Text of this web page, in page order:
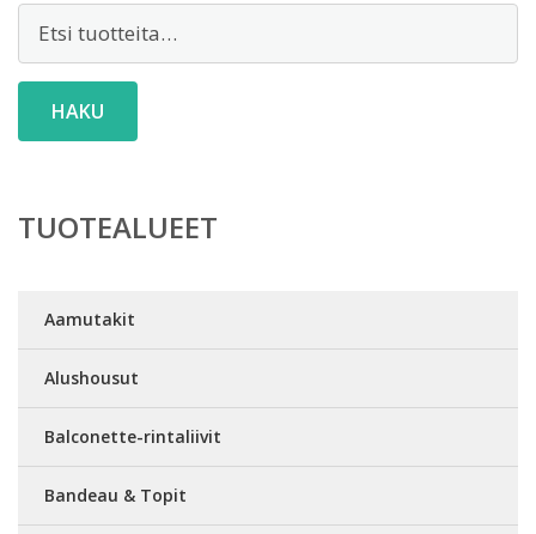
Etsi:
HAKU
TUOTEALUEET
Aamutakit
Alushousut
Balconette-rintaliivit
Bandeau & Topit